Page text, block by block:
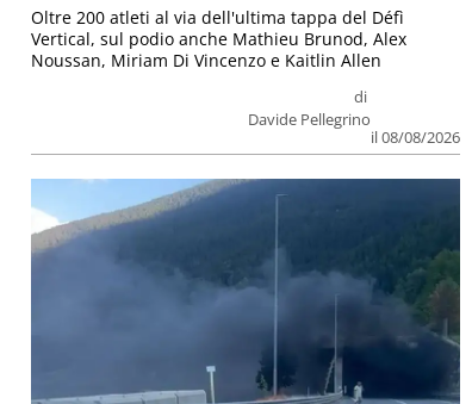
di
Davide Pellegrino
il 08/08/2026
Oltre 200 atleti al via dell'ultima tappa del Défì
Vertical, sul podio anche Mathieu Brunod, Alex
Noussan, Miriam Di Vincenzo e Kaitlin Allen